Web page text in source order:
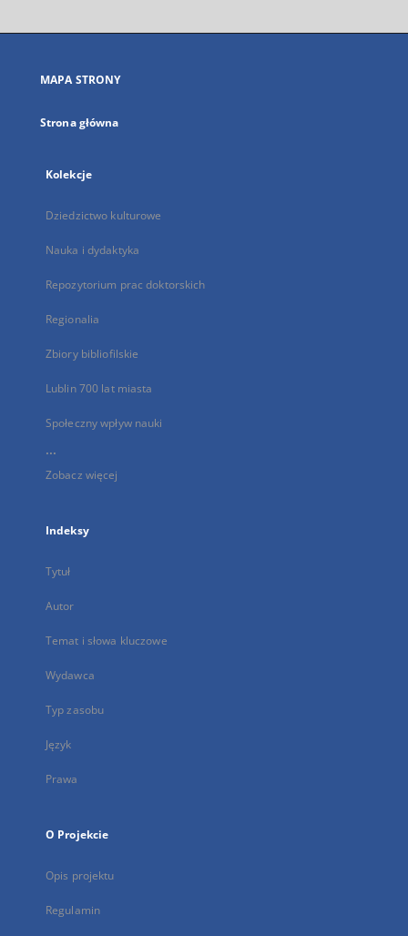
się
karcie
MAPA STRONY
Strona główna
Kolekcje
Dziedzictwo kulturowe
Nauka i dydaktyka
Repozytorium prac doktorskich
Regionalia
Zbiory bibliofilskie
Lublin 700 lat miasta
Społeczny wpływ nauki
...
Zobacz więcej
Indeksy
Tytuł
Autor
Temat i słowa kluczowe
Wydawca
Typ zasobu
Język
Prawa
O Projekcie
Opis projektu
Regulamin